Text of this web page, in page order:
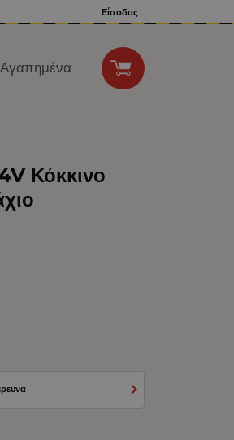
Είσοδος
Αγαπημένα
Κόκκινο